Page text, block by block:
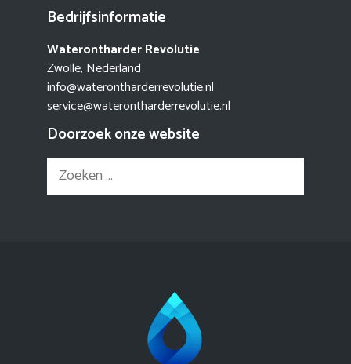
Bedrijfsinformatie
Waterontharder Revolutie
Zwolle, Nederland
info@waterontharderrevolutie.nl
service@waterontharderrevolutie.nl
Doorzoek onze website
Zoek
naar: